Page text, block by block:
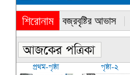
শিরোনাম
« সারাদেশে বজ্রবৃষ্টির আভাস
প্রথম-পৃষ্ঠা পৃষ্ঠা-২